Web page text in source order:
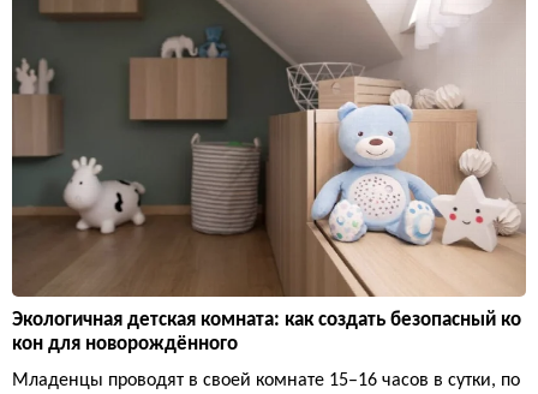
Экологичная детская комната: как создать безопасный ко
кон для новорождённого
Младенцы проводят в своей комнате 15–16 часов в сутки, по